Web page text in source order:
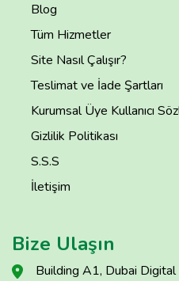
Blog
Tüm Hizmetler
Site Nasıl Çalışır?
Teslimat ve İade Şartları
Kurumsal Üye Kullanıcı
Gizlilik Politikası
S.S.S
İletişim
Bize Ulaşın
Building A1, Dubai Digital